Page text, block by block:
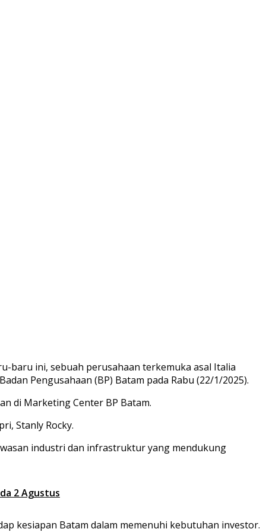
baru ini, sebuah perusahaan terkemuka asal Italia
Pengusahaan (BP) Batam pada Rabu (22/1/2025).
di Marketing Center BP Batam.
Stanly Rocky.
industri dan infrastruktur yang mendukung
2 Agustus
kesiapan Batam dalam memenuhi kebutuhan investor.